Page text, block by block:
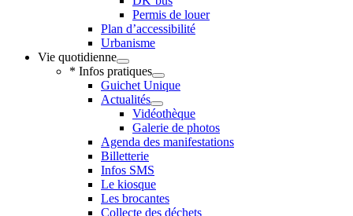
Permis de louer
Plan d’accessibilité
Urbanisme
Vie quotidienne
* Infos pratiques
Guichet Unique
Actualités
Vidéothèque
Galerie de photos
Agenda des manifestations
Billetterie
Infos SMS
Le kiosque
Les brocantes
Collecte des déchets